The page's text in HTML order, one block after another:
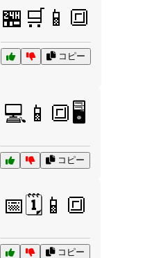
🏪🛒📱🔳
コピー
💻📱🔳🖥️
コピー
📅🗓️📱🔳
コピー